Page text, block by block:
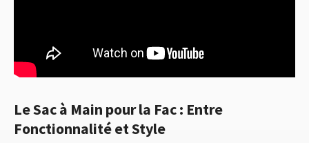
Le Sac à Main pour la Fac : Entre
Fonctionnalité et Style